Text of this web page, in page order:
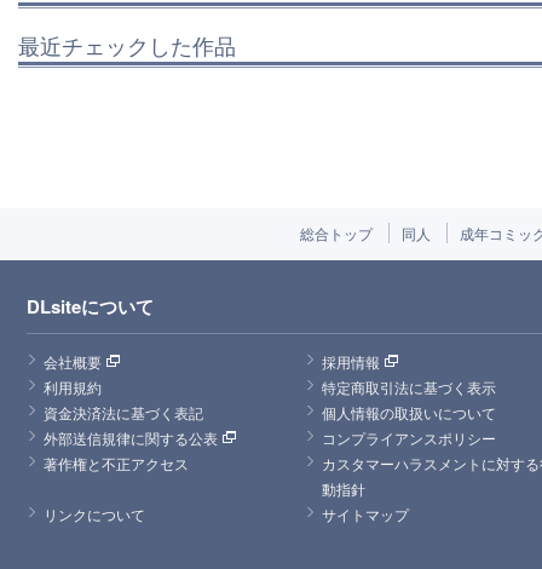
最近チェックした作品
総合トップ 同人 成年コミッ
DLsiteについて
会社概要
採用情報
利用規約
特定商取引法に基づく表示
資金決済法に基づく表記
個人情報の取扱いについて
外部送信規律に関する公表
コンプライアンスポリシー
著作権と不正アクセス
カスタマーハラスメントに対す
動指針
リンクについて
サイトマップ